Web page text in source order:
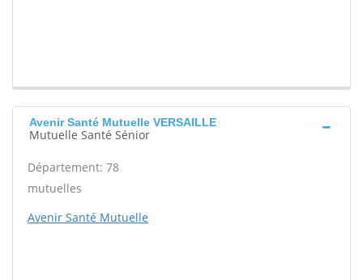
Avenir Santé Mutuelle VERSAILLE
Mutuelle Santé Sénior
Département: 78
mutuelles
Avenir Santé Mutuelle